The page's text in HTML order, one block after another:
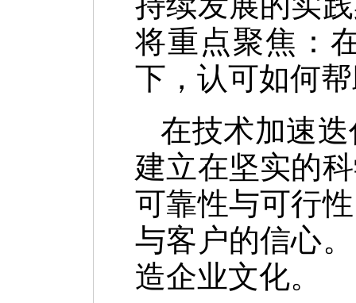
将重点聚焦：
下，认可如何
在技术加速
建立在坚实的
可靠性与可行
与客户的信心
造企业文化。